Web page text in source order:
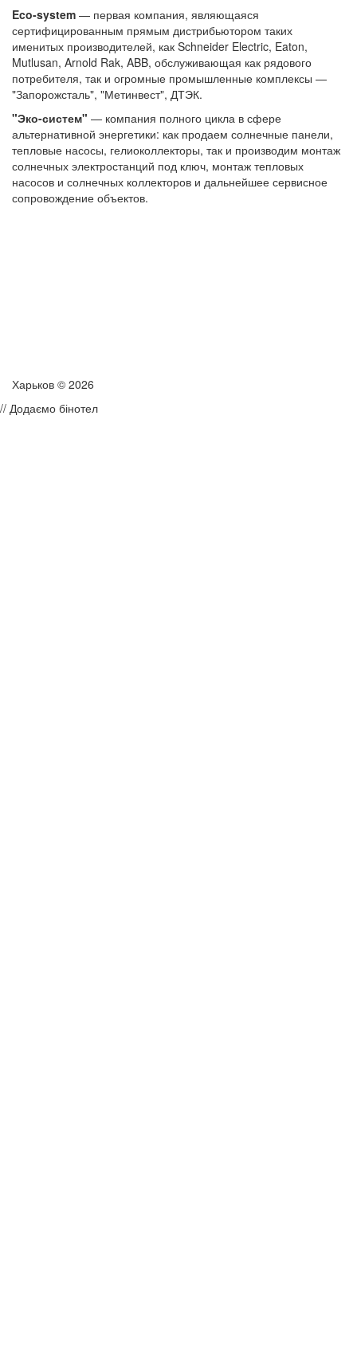
Eco-system — первая компания, являющаяся
сертифицированным прямым дистрибьютором таких
именитых производителей, как Schneider Electric, Eaton,
Mutlusan, Arnold Rak, ABB, обслуживающая как рядового
потребителя, так и огромные промышленные комплексы —
"Запорожсталь", "Метинвест", ДТЭК.
"Эко-систем" — компания полного цикла в сфере
альтернативной энергетики: как продаем солнечные панели,
тепловые насосы, гелиоколлекторы, так и производим монтаж
солнечных электростанций под ключ, монтаж тепловых
насосов и солнечных коллекторов и дальнейшее сервисное
сопровождение объектов.
Харьков © 2026
// Додаємо бінотел